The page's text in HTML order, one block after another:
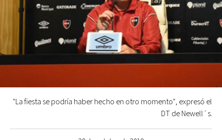
"La fiesta se podría haber hecho en otro momento", expresó el
DT de Newell´s.